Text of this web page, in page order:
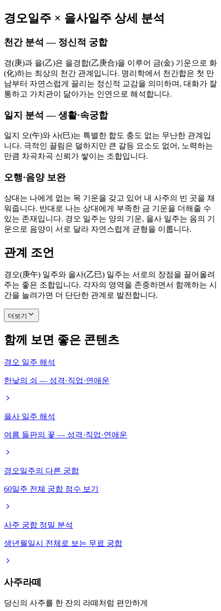
경오일주 × 을사일주 상세 분석
천간 분석 — 정신적 궁합
경(庚)과 을(乙)은 을경합(乙庚合)을 이루어 금(金) 기운으로 화
(化)하는 최상의 천간 관계입니다. 명리학에서 천간합은 첫 만
남부터 자연스럽게 끌리는 정신적 교감을 의미하며, 대화가 잘
통하고 가치관이 닮아가는 인연으로 해석합니다.
일지 분석 — 생활·속궁합
일지 오(午)와 사(巳)는 특별한 합도 충도 없는 무난한 관계입
니다. 극적인 끌림은 덜하지만 큰 갈등 요소도 없어, 노력하는
만큼 차곡차곡 신뢰가 쌓이는 조합입니다.
오행·음양 보완
상대는 나에게 없는 목 기운을 갖고 있어 내 사주의 빈 곳을 채
워줍니다. 반대로 나는 상대에게 부족한 금 기운을 더해줄 수
있는 존재입니다. 경오 일주는 양의 기운, 을사 일주는 음의 기
운으로 음양이 서로 달라 자연스럽게 균형을 이룹니다.
관계 조언
경오(庚午) 일주와 을사(乙巳) 일주는 서로의 장점을 끌어올려
주는 좋은 조합입니다. 각자의 영역을 존중하면서 함께하는 시
간을 늘려가면 더 단단한 관계로 발전합니다.
더보기
함께 보면 좋은 콘텐츠
경오 일주 해석
한낮의 쇠 — 성격·직업·연애운
을사 일주 해석
여름 들판의 꽃 — 성격·직업·연애운
경오일주의 다른 궁합
60일주 전체 궁합 점수 보기
사주 궁합 정밀 분석
생년월일시 전체로 보는 무료 궁합
사주라떼
당신의 사주를 한 잔의 라떼처럼 편안하게